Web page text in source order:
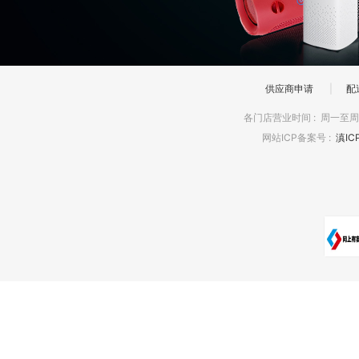
供应商申请 配
各门店营业时间 : 周一至
网站ICP备案号 : 滇